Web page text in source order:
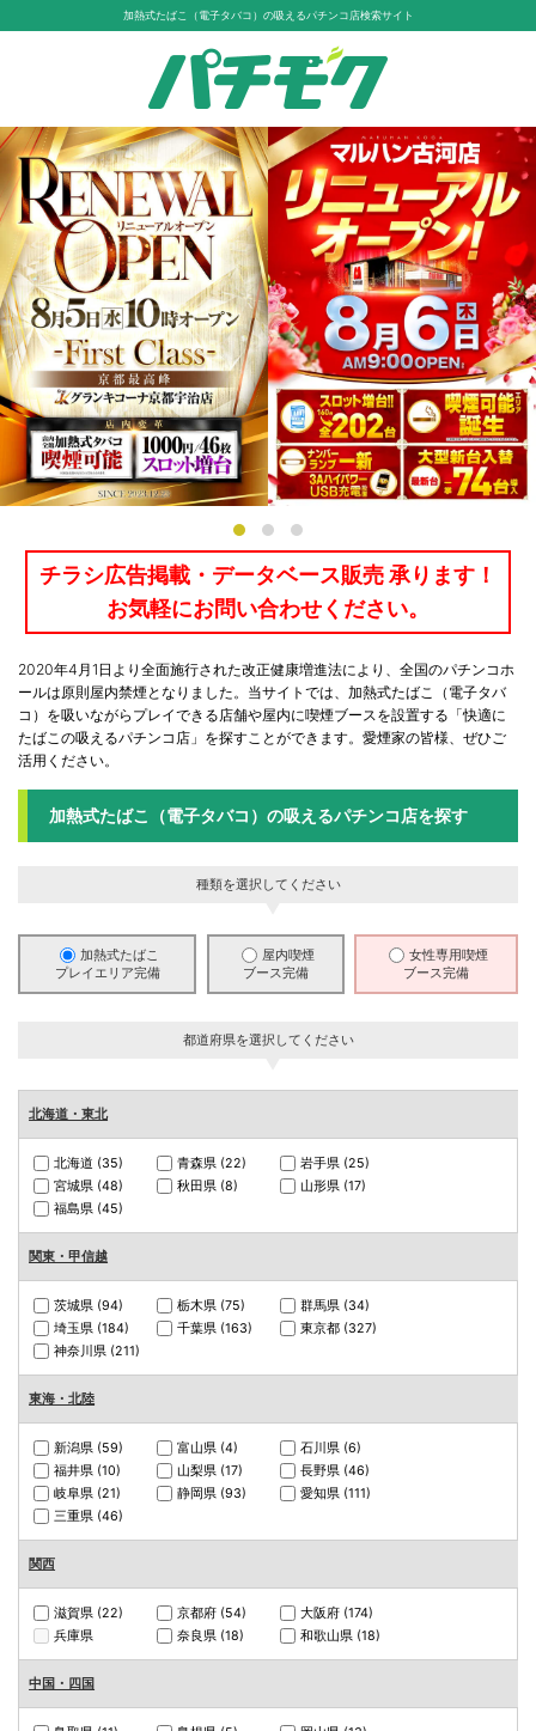
加熱式たばこ（電子タバコ）の吸えるパチンコ店検索サイト
チラシ広告掲載・データベース販売 承ります！
お気軽にお問い合わせください。
2020年4月1日より全面施行された改正健康増進法により、全国のパチンコホ
ールは原則屋内禁煙となりました。当サイトでは、加熱式たばこ（電子タバ
コ）を吸いながらプレイできる店舗や屋内に喫煙ブースを設置する「快適に
たばこの吸えるパチンコ店」を探すことができます。愛煙家の皆様、ぜひご
活用ください。
加熱式たばこ（電子タバコ）の吸えるパチンコ店を探す
種類を選択してください
加熱式たばこ
プレイエリア完備
屋内喫煙
ブース完備
女性専用喫煙
ブース完備
都道府県を選択してください
北海道・東北
北海道 (35) 青森県 (22) 岩手県 (25)
宮城県 (48) 秋田県 (8) 山形県 (17)
福島県 (45)
関東・甲信越
茨城県 (94) 栃木県 (75) 群馬県 (34)
埼玉県 (184) 千葉県 (163) 東京都 (327)
神奈川県 (211)
東海・北陸
新潟県 (59) 富山県 (4) 石川県 (6)
福井県 (10) 山梨県 (17) 長野県 (46)
岐阜県 (21) 静岡県 (93) 愛知県 (111)
三重県 (46)
関西
滋賀県 (22) 京都府 (54) 大阪府 (174)
兵庫県
奈良県 (18) 和歌山県 (18)
中国・四国